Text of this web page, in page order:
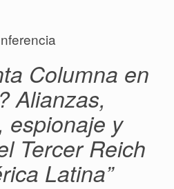
Columna en
Alianzas,
espionaje y
Tercer Reich
Latina”